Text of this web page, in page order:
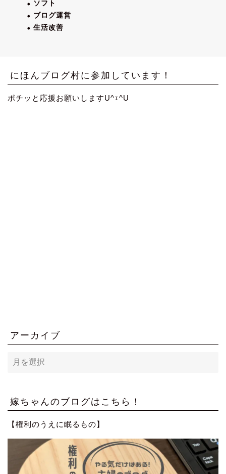
ソフト
ブログ運営
生活改善
にほんブログ村に参加しています！
ポチッと応援お願いしますU^ｪ^U
アーカイブ
ア
ー
ブ
嫁ちゃんのブログはこちら！
【権利のうえに眠るもの】